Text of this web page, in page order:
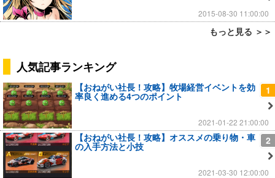
2015-08-30 11:00:00
もっと見る ＞＞
人気記事ランキング
1
【おねがい社長！攻略】牧場経営イベントを効
率良く進める4つのポイント
2021-01-22 21:00:00
2
【おねがい社長！攻略】オススメの乗り物・車
の入手方法と小技
2021-03-30 12:00:00